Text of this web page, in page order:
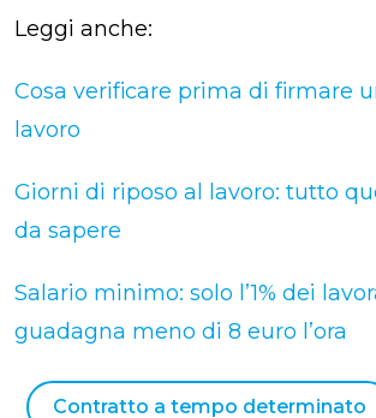
Leggi anche:
Cosa verificare prima di firmare
lavoro
Giorni di riposo al lavoro: tutto
da sapere
Salario minimo: solo l’1% dei
guadagna meno di 8 euro l’ora
Contratto a tempo determinato